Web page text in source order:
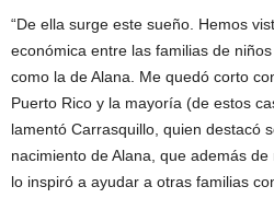
“De ella surge este sueño. Hemos
económica entre las familias de
como la de Alana. Me quedó corto
Puerto Rico y la mayoría (de estos
lamentó Carrasquillo, quien destacó
nacimiento de Alana, que además
lo inspiró a ayudar a otras familias